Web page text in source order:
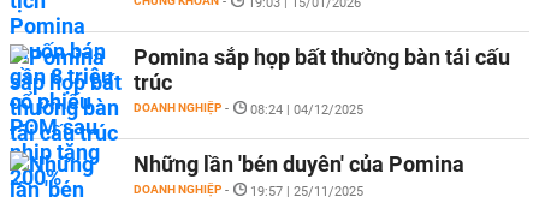
Pomina sắp họp bất thường bàn tái cấu
trúc
DOANH NGHIỆP - 08:24 | 04/12/2025
Những lần 'bén duyên' của Pomina
DOANH NGHIỆP - 19:57 | 25/11/2025